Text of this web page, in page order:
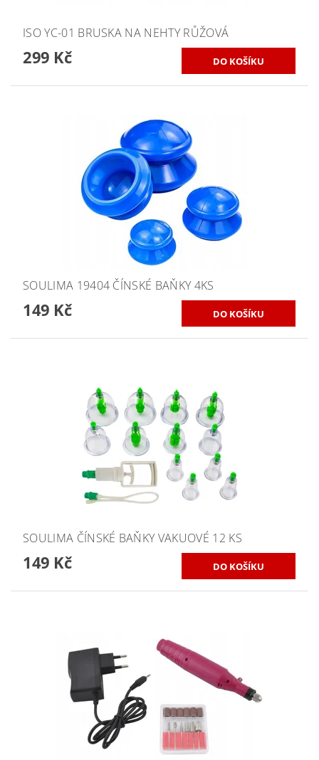
ISO YC-01 BRUSKA NA NEHTY RŮŽOVÁ
299 Kč
SOULIMA 19404 ČÍNSKÉ BAŇKY 4KS
149 Kč
SOULIMA ČÍNSKÉ BAŇKY VAKUOVÉ 12 KS
149 Kč